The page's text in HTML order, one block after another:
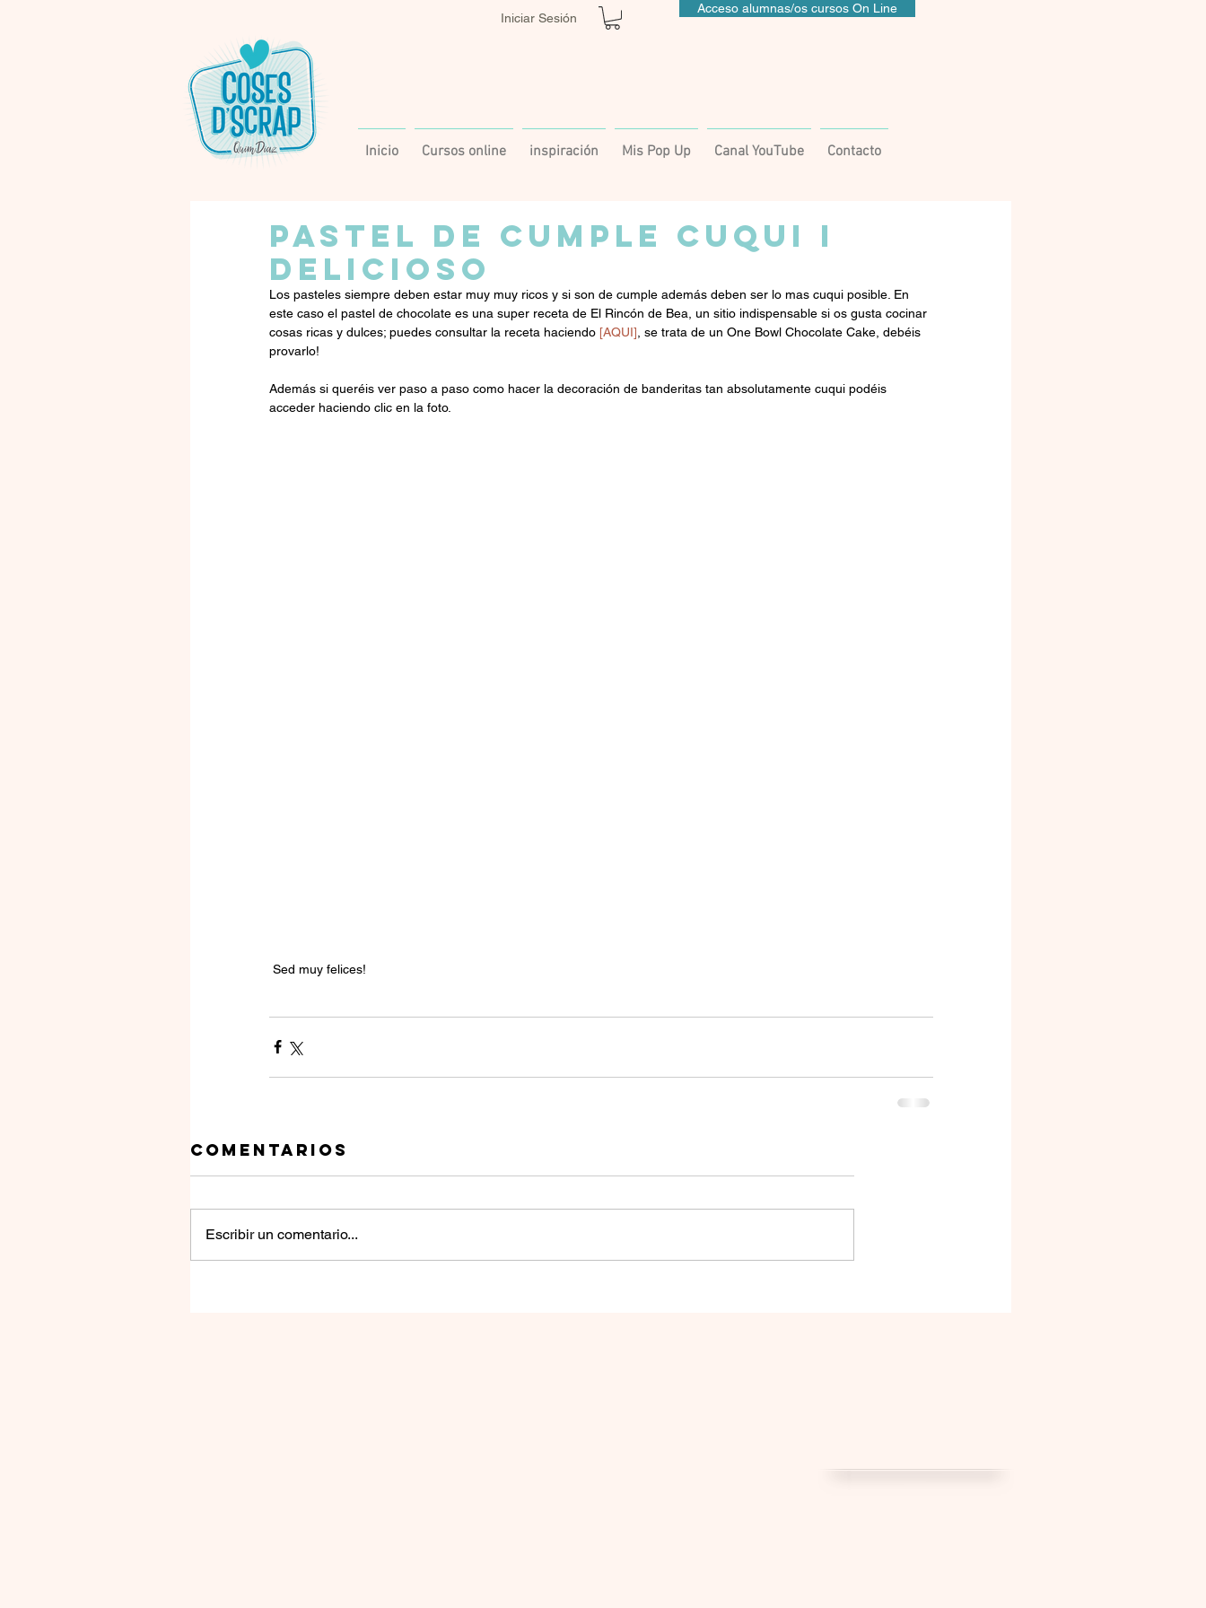
Iniciar Sesión
Acceso alumnas/os cursos On Line
Inicio Cursos online inspiración Mis Pop Up Canal YouTube Contacto
PASTEL DE CUMPLE CUQUI I
DELICIOSO
Los pasteles siempre deben estar muy muy ricos y si son de cumple además deben ser lo mas cuqui posible. En
este caso el pastel de chocolate es una super receta de El Rincón de Bea, un sitio indispensable si os gusta cocinar
cosas ricas y dulces; puedes consultar la receta haciendo [AQUI] , se trata de un One Bowl Chocolate Cake, debéis
provarlo!
Además si queréis ver paso a paso como hacer la decoración de banderitas tan absolutamente cuqui podéis
acceder haciendo clic en la foto.
Sed muy felices!
Comentarios
Escribir un comentario...